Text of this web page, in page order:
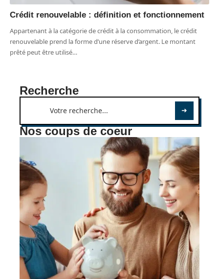
Crédit renouvelable : définition et fonctionnement
Appartenant à la catégorie de crédit à la consommation, le crédit
renouvelable prend la forme d’une réserve d’argent. Le montant
prêté peut être utilisé…
Recherche
Nos coups de coeur